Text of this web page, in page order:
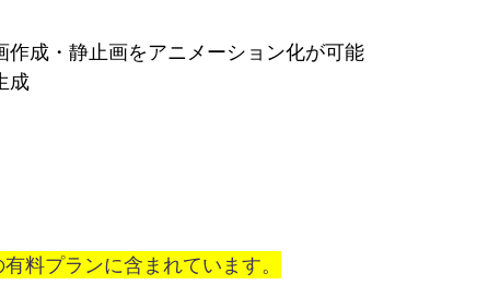
作成・静止画をアニメーション化が可能
成
料プランに含まれています。